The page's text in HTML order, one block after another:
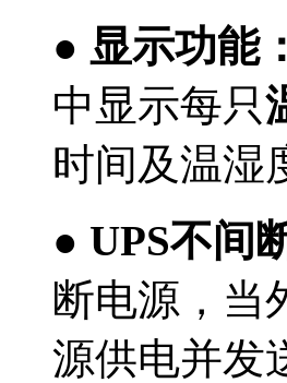
● 显示功能：
中显示每只
时间及温湿
● UPS不间
断电源，当
源供电并发